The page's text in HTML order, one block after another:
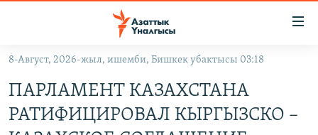
Навигацияга
өтүңүз
салыңыз
8-Август, 2026-жыл, ишемби, Бишкек убактысы 03:18
ПАРЛАМЕНТ КАЗАХСТАНА
РАТИФИЦИРОВАЛ КЫРГЫЗСКО –